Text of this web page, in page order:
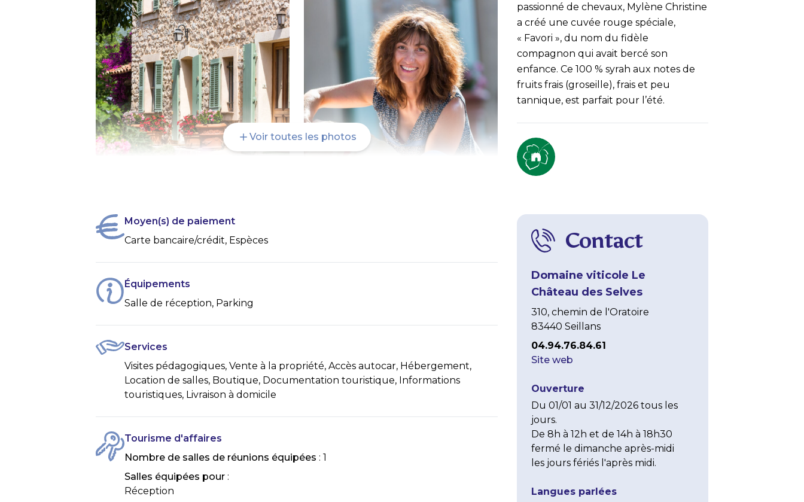
Voir toutes les photos
passionné de chevaux, Mylène Christine
a créé une cuvée rouge spéciale,
« Favori », du nom du fidèle
compagnon qui avait bercé son
enfance. Ce 100 % syrah aux notes de
fruits frais (groseille), frais et peu
tannique, est parfait pour l’été.
Moyen(s) de paiement
Carte bancaire/crédit, Espèces
Équipements
Salle de réception, Parking
Services
Visites pédagogiques, Vente à la propriété, Accès autocar, Hébergement,
Location de salles, Boutique, Documentation touristique, Informations
touristiques, Livraison à domicile
Tourisme d'affaires
Nombre de salles de réunions équipées : 1
Salles équipées pour :
Réception
Contact
Domaine viticole Le
Château des Selves
310, chemin de l'Oratoire
83440 Seillans
04.94.76.84.61
Site web
Ouverture
Du 01/01 au 31/12/2026 tous les
jours.
De 8h à 12h et de 14h à 18h30
fermé le dimanche après-midi
les jours fériés l'après midi.
Langues parlées